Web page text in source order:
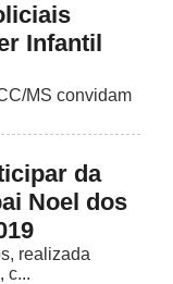
Infantil
MS convidam
da
Noel dos
realizada
c...